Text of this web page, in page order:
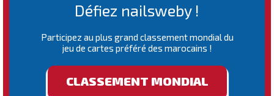
Défiez nailsweby !
Participez au plus grand classement mondial du
jeu de cartes préféré des marocains !
CLASSEMENT MONDIAL